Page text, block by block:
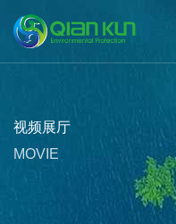
视频展厅
MOVIE